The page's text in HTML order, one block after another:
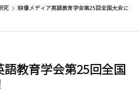
究
映像メディア英語教育学会第25回全国大会に
語教育学会第25回全国